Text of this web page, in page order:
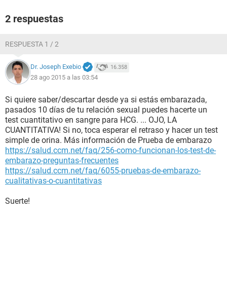
2 respuestas
RESPUESTA 1 / 2
Dr. Joseph Exebio 16.358
28 ago 2015 a las 03:54
Si quiere saber/descartar desde ya si estás embarazada,
pasados 10 días de tu relación sexual puedes hacerte un
test cuantitativo en sangre para HCG. ... OJO, LA
CUANTITATIVA! Si no, toca esperar el retraso y hacer un test
simple de orina. Más información de Prueba de embarazo
https://salud.ccm.net/faq/256-como-funcionan-los-test-de-
embarazo-preguntas-frecuentes
https://salud.ccm.net/faq/6055-pruebas-de-embarazo-
cualitativas-o-cuantitativas
Suerte!